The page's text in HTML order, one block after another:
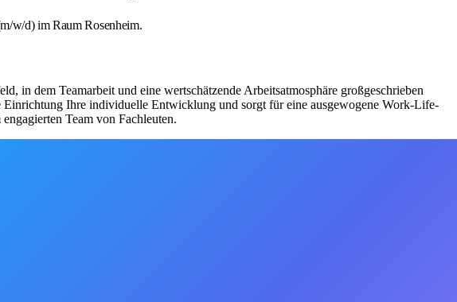
w/d) im Raum Rosenheim.
in dem Teamarbeit und eine wertschätzende Arbeitsatmosphäre großgeschrieben
Ihre individuelle Entwicklung und sorgt für eine ausgewogene Work-Life-
Team von Fachleuten.